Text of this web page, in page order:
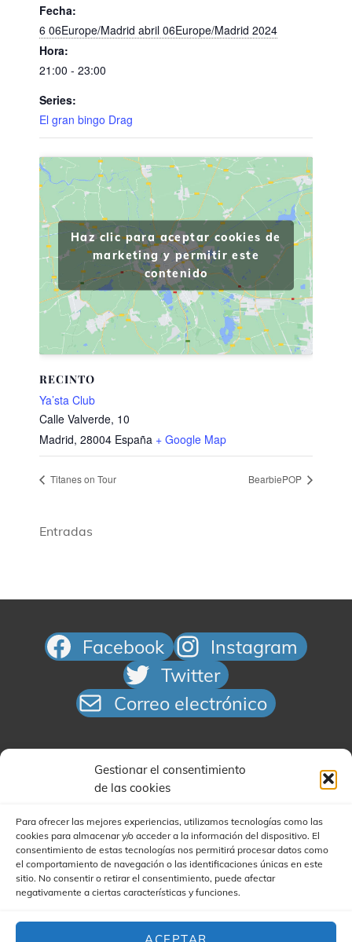
Gestionar el consentimiento
de las cookies
Para ofrecer las mejores experiencias, utilizamos tecnologías como las
cookies para almacenar y/o acceder a la información del dispositivo. El
consentimiento de estas tecnologías nos permitirá procesar datos como
el comportamiento de navegación o las identificaciones únicas en este
sitio. No consentir o retirar el consentimiento, puede afectar
negativamente a ciertas características y funciones.
ACEPTAR
Fecha:
6 06Europe/Madrid abril 06Europe/Madrid 2024
Hora:
21:00 - 23:00
Series:
El gran bingo Drag
RECINTO
Ya’sta Club
Calle Valverde, 10
Madrid, 28004 España + Google Map
Haz clic para aceptar cookies de
marketing y permitir este
contenido
Titanes on Tour BearbiePOP
Entradas
Facebook
Instagram
Twitter
Correo electrónico
Buscar